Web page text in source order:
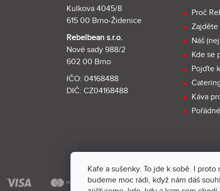
Kafe a sušenky. To jde k sobě. I
budeme moc rádi, když nám dáš
Kulkova 4045/8
615 00 Brno-Židenice
Rebelbean s.r.o.
Nové sady 988/2
602 00 Brno
IČO: 04168488
DIČ: CZ04168488
Proč
Zajděte
Náš
Kde se
Pojďte
Káva